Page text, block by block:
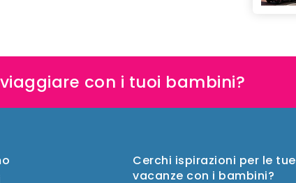
con i tuoi bambini?
Cerchi ispirazioni per le tue
vacanze con i bambini?